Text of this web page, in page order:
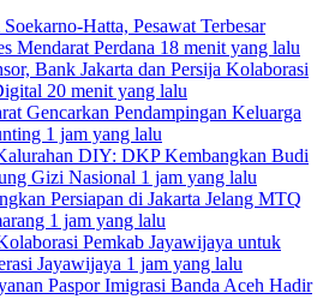
Hatta, Pesawat Terbesar
Mendarat Perdana 18 menit yang lalu
Bank Jakarta dan Persija Kolaborasi
20 menit yang lalu
Gencarkan Pendampingan Keluarga
1 jam yang lalu
DIY: DKP Kembangkan Budi
Gizi Nasional 1 jam yang lalu
Persiapan di Jakarta Jelang MTQ
1 jam yang lalu
Pemkab Jayawijaya untuk
Jayawijaya 1 jam yang lalu
Paspor Imigrasi Banda Aceh Hadir